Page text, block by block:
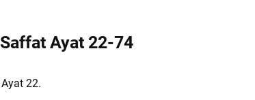
Ayat 22-74
Ayat 22.